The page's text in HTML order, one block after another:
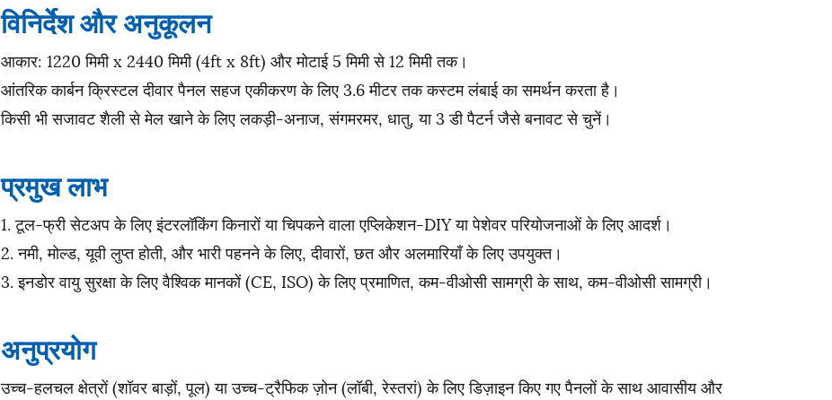
विनिर्देश और अनुकूलन
आकार: 1220 मिमी x 2440 मिमी (4ft x 8ft) और मोटाई 5 मिमी से 12 मिमी तक।
आंतरिक कार्बन क्रिस्टल दीवार पैनल सहज एकीकरण के लिए 3.6 मीटर तक कस्टम लंबाई का समर्थन करता है।
किसी भी सजावट शैली से मेल खाने के लिए लकड़ी-अनाज, संगमरमर, धातु, या 3 डी पैटर्न जैसे बनावट से चुनें।
प्रमुख लाभ
1. टूल-फ्री सेटअप के लिए इंटरलॉकिंग किनारों या चिपकने वाला एप्लिकेशन-DIY या पेशेवर परियोजनाओं के लिए आदर्श।
2. नमी, मोल्ड, यूवी लुप्त होती, और भारी पहनने के लिए, दीवारों, छत और अलमारियाँ के लिए उपयुक्त।
3. इनडोर वायु सुरक्षा के लिए वैश्विक मानकों (CE, ISO) के लिए प्रमाणित, कम-वीओसी सामग्री के साथ, कम-वीओसी सामग्री।
अनुप्रयोग
उच्च-हलचल क्षेत्रों (शॉवर बाड़ों, पूल) या उच्च-ट्रैफिक ज़ोन (लॉबी, रेस्तरां) के लिए डिज़ाइन किए गए पैनलों के साथ आवासीय और